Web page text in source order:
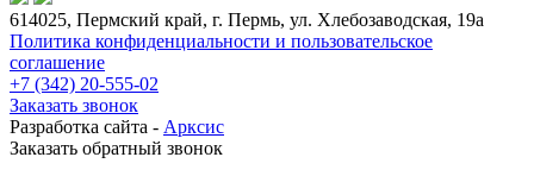
614025, Пермский край, г. Пермь, ул. Хлебозаводская, 19а
Политика конфиденциальности и пользовательское
соглашение
+7 (342) 20-555-02
Заказать звонок
Разработка сайта - Арксис
Заказать обратный звонок